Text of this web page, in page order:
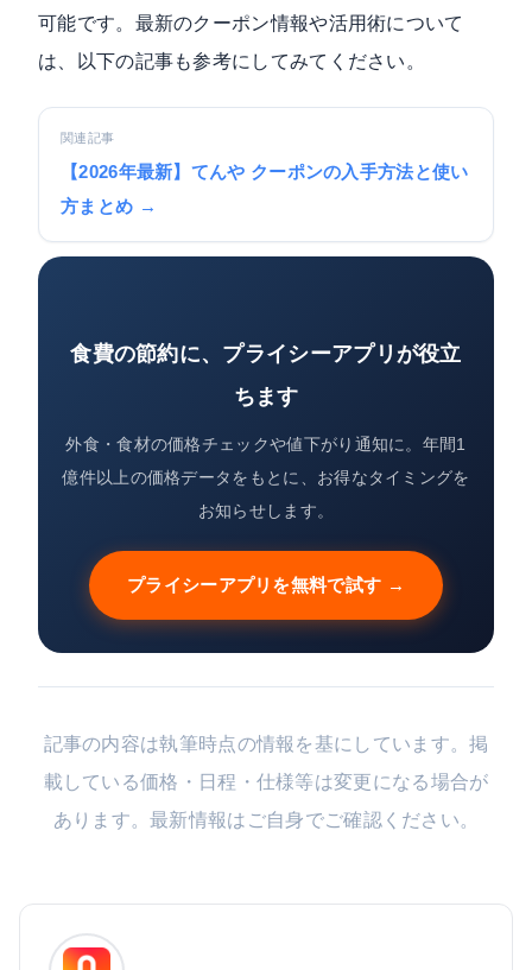
可能です。最新のクーポン情報や活用術について
は、以下の記事も参考にしてみてください。
関連記事
【2026年最新】てんや クーポンの入手方法と使い
方まとめ →
食費の節約に、プライシーアプリが役立
ちます
外食・食材の価格チェックや値下がり通知に。年間1
億件以上の価格データをもとに、お得なタイミングを
お知らせします。
プライシーアプリを無料で試す →
記事の内容は執筆時点の情報を基にしています。掲
載している価格・日程・仕様等は変更になる場合が
あります。最新情報はご自身でご確認ください。